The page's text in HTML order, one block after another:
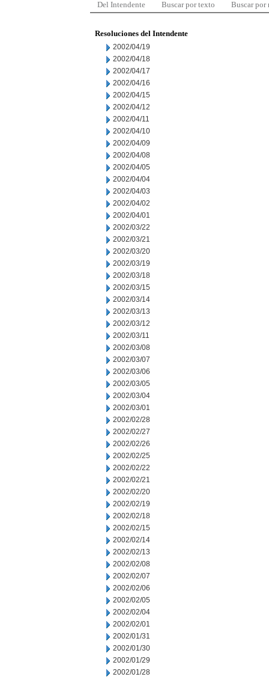
Del Intendente Buscar por texto Buscar por
Resoluciones del Intendente
2002/04/19
2002/04/18
2002/04/17
2002/04/16
2002/04/15
2002/04/12
2002/04/11
2002/04/10
2002/04/09
2002/04/08
2002/04/05
2002/04/04
2002/04/03
2002/04/02
2002/04/01
2002/03/22
2002/03/21
2002/03/20
2002/03/19
2002/03/18
2002/03/15
2002/03/14
2002/03/13
2002/03/12
2002/03/11
2002/03/08
2002/03/07
2002/03/06
2002/03/05
2002/03/04
2002/03/01
2002/02/28
2002/02/27
2002/02/26
2002/02/25
2002/02/22
2002/02/21
2002/02/20
2002/02/19
2002/02/18
2002/02/15
2002/02/14
2002/02/13
2002/02/08
2002/02/07
2002/02/06
2002/02/05
2002/02/04
2002/02/01
2002/01/31
2002/01/30
2002/01/29
2002/01/28